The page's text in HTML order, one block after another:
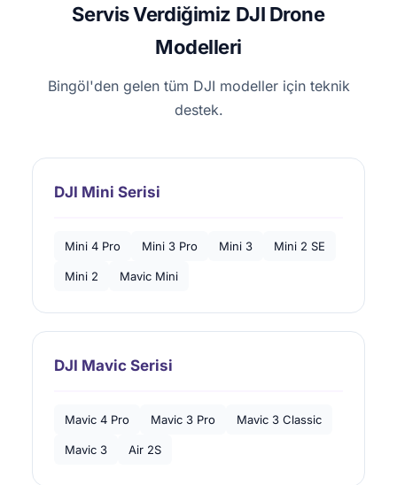
Servis Verdiğimiz DJI Drone
Modelleri
Bingöl'den gelen tüm DJI modeller için teknik
destek.
DJI Mini Serisi
Mini 4 Pro Mini 3 Pro Mini 3 Mini 2 SE
Mini 2 Mavic Mini
DJI Mavic Serisi
Mavic 4 Pro Mavic 3 Pro Mavic 3 Classic
Mavic 3 Air 2S